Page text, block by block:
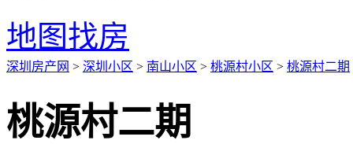
地图找房
深圳房产网 > 深圳小区 > 南山小区 > 桃源村小区 > 桃源村二期
桃源村二期